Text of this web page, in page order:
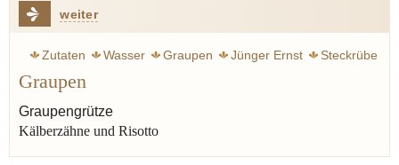
weiter
Zutaten Wasser Graupen Jünger Ernst
Steckrübe
Graupen
Graupengrütze
Kälberzähne und Risotto